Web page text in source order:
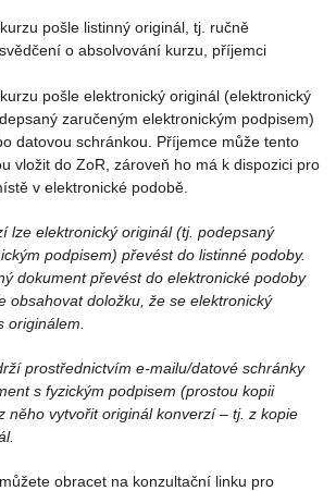
pošle listinný originál, tj. ručně
o absolvování kurzu, příjemci
pošle elektronický originál (elektronický
zaručeným elektronickým podpisem)
datovou schránkou. Příjemce může tento
vložit do ZoR, zároveň ho má k dispozici pro
v elektronické podobě.
lze elektronický originál (tj. podepsaný
podpisem) převést do listinné podoby.
dokument převést do elektronické podoby
obsahovat doložku, že se elektronický
originálem.
prostřednictvím e-mailu/datové schránky
s fyzickým podpisem (prostou kopii
něho vytvořit originál konverzí – tj. z kopie
obracet na konzultační linku pro